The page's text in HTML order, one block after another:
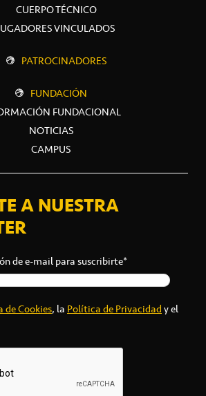
CUERPO TÉCNICO
VINCULADOS
PATROCINADORES
FUNDACIÓN
FUNDACIONAL
NOTICIAS
CAMPUS
A NUESTRA
de e-mail para suscribirte*
Cookies, laPolítica de Privacidady el